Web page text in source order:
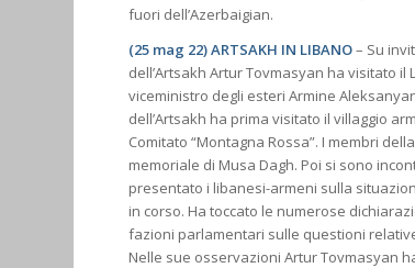
fuori dell’Azerbaigian.
(25 mag 22) ARTSAKH IN LIBANO– Su
dell’Artsakh Artur Tovmasyan ha visitato
viceministro degli esteri Armine
dell’Artsakh ha prima visitato il villaggio
Comitato “Montagna Rossa”. I membri
memoriale di Musa Dagh. Poi si sono
presentato i libanesi-armeni sulla
in corso. Ha toccato le numerose
fazioni parlamentari sulle questioni
Nelle sue osservazioni Artur Tovmasyan